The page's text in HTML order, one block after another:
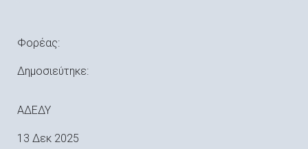
Φορέας:
Δημοσιεύτηκε:
ΑΔΕΔΥ
13 Δεκ 2025